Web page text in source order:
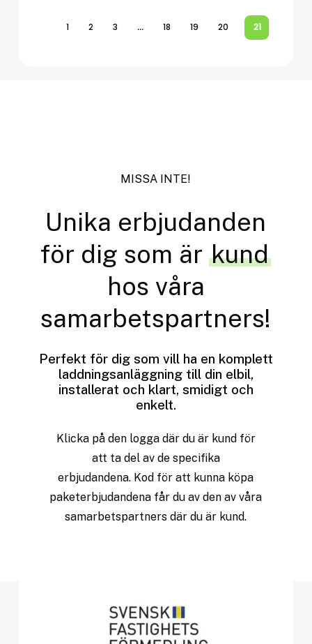
1 2 3 … 18 19 20 21
MISSA INTE!
Unika erbjudanden
för dig som ärkund
hos våra
samarbetspartners!
Perfekt för dig som vill ha en komplett
laddningsanläggning till din elbil,
installerat och klart, smidigt och
enkelt.
Klicka på den logga där du är kund för
att ta del av de specifika
erbjudandena. Kod för att kunna köpa
paketerbjudandena får du av den av våra
samarbetspartners där du är kund.